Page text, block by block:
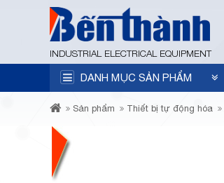
INDUSTRIAL ELECTRICAL EQUIPMENT
DANH MỤC SẢN PHẨM
Sản phẩm Thiết bị tự động hóa